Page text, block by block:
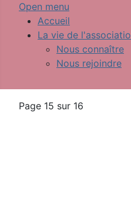
Open menu
Accueil
La vie de
Nous connaître
Nous rejoindre
Page 15 sur 16